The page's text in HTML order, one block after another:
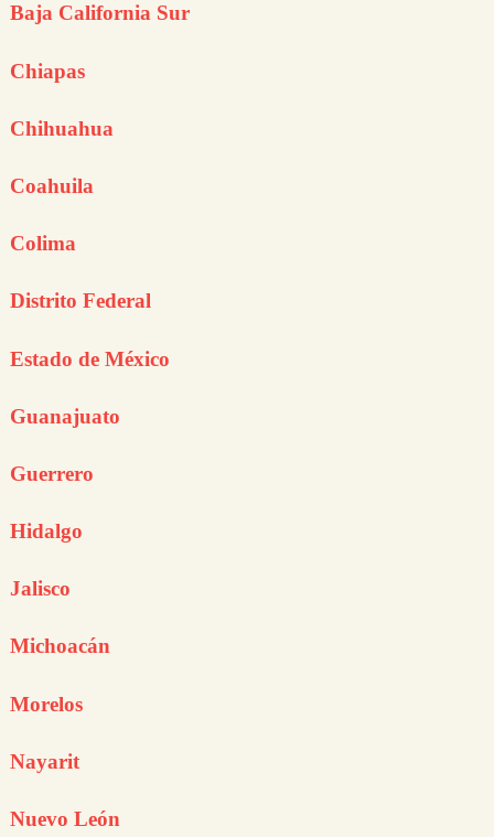
Baja California Sur
Chiapas
Chihuahua
Coahuila
Colima
Distrito Federal
Estado de México
Guanajuato
Guerrero
Hidalgo
Jalisco
Michoacán
Morelos
Nayarit
Nuevo León